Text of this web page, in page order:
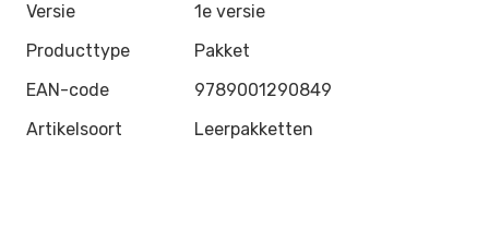
Versie
1e versie
Producttype
Pakket
EAN-code
9789001290849
Artikelsoort
Leerpakketten